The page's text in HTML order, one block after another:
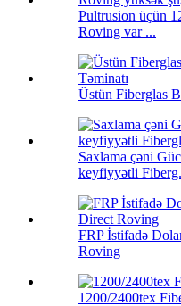
Pultrusion üçün
Roving var ...
Üstün Fiberglas
Saxlama çəni
keyfiyyətli
FRP İstifadə
Roving
1200/2400tex